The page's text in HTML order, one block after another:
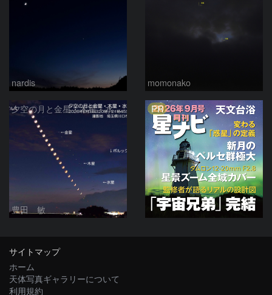
nardis momonako
夕空の月と金星・木星・水星の接近 2026/6/18
豊田 敏
PR
サイトマップ
ホーム
天体写真ギャラリーについて
利用規約